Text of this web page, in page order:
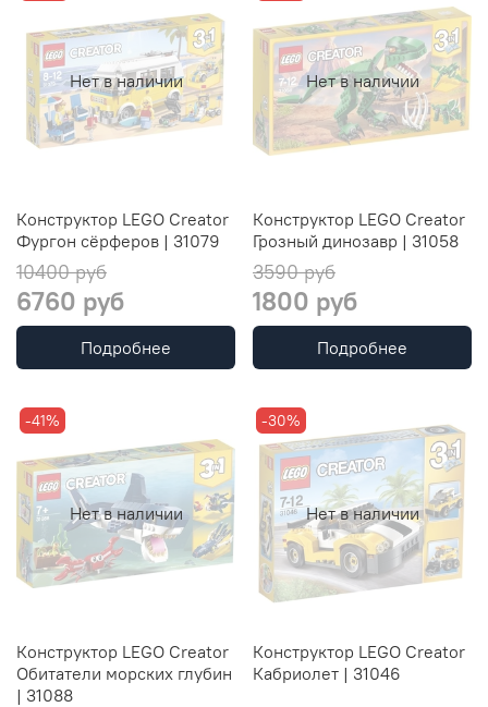
Нет в наличии
Конструктор LEGO Creator
Фургон сёрферов | 31079
10400 руб
6760 руб
Подробнее
Нет в наличии
Конструктор LEGO Creator
Грозный динозавр | 31058
3590 руб
1800 руб
Подробнее
Нет в наличии
-41%
Конструктор LEGO Creator
Обитатели морских глубин
| 31088
Нет в наличии
-30%
Конструктор LEGO Creator
Кабриолет | 31046